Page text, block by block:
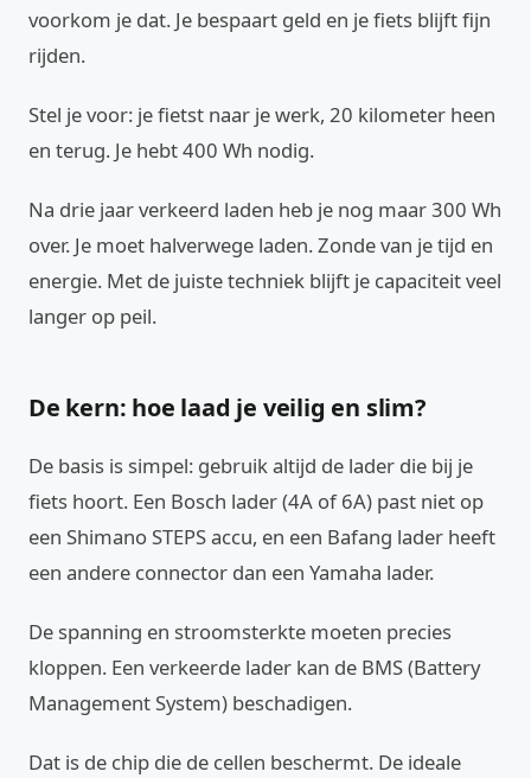
voorkom je dat. Je bespaart geld en je fiets blijft fijn
rijden.
Stel je voor: je fietst naar je werk, 20 kilometer heen
en terug. Je hebt 400 Wh nodig.
Na drie jaar verkeerd laden heb je nog maar 300 Wh
over. Je moet halverwege laden. Zonde van je tijd en
energie. Met de juiste techniek blijft je capaciteit veel
langer op peil.
De kern: hoe laad je veilig en slim?
De basis is simpel: gebruik altijd de lader die bij je
fiets hoort. Een Bosch lader (4A of 6A) past niet op
een Shimano STEPS accu, en een Bafang lader heeft
een andere connector dan een Yamaha lader.
De spanning en stroomsterkte moeten precies
kloppen. Een verkeerde lader kan de BMS (Battery
Management System) beschadigen.
Dat is de chip die de cellen beschermt. De ideale